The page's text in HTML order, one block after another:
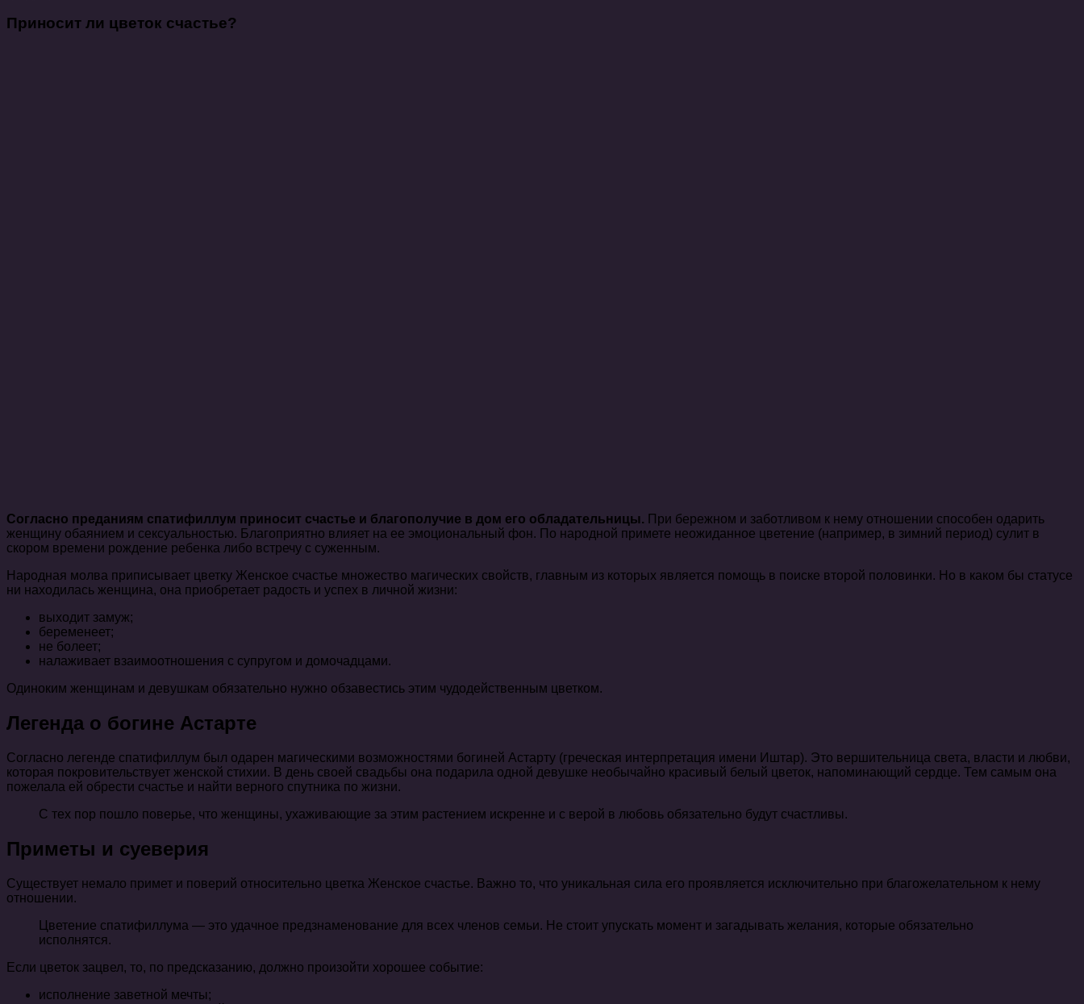
Приносит ли цветок счастье?
Согласно преданиям спатифиллум приносит счастье и благополучие в дом его обладательницы. При бережном и заботливом к нему отношении способен одарить
женщину обаянием и сексуальностью. Благоприятно влияет на ее эмоциональный фон. По народной примете неожиданное цветение (например, в зимний период) сулит в
скором времени рождение ребенка либо встречу с суженным.
Народная молва приписывает цветку Женское счастье множество магических свойств, главным из которых является помощь в поиске второй половинки. Но в каком бы статусе
ни находилась женщина, она приобретает радость и успех в личной жизни:
выходит замуж;
беременеет;
не болеет;
налаживает взаимоотношения с супругом и домочадцами.
Одиноким женщинам и девушкам обязательно нужно обзавестись этим чудодейственным цветком.
Легенда о богине Астарте
Согласно легенде спатифиллум был одарен магическими возможностями богиней Астарту (греческая интерпретация имени Иштар). Это вершительница света, власти и любви,
которая покровительствует женской стихии. В день своей свадьбы она подарила одной девушке необычайно красивый белый цветок, напоминающий сердце. Тем самым она
пожелала ей обрести счастье и найти верного спутника по жизни.
С тех пор пошло поверье, что женщины, ухаживающие за этим растением искренне и с верой в любовь обязательно будут счастливы.
Приметы и суеверия
Существует немало примет и поверий относительно цветка Женское счастье. Важно то, что уникальная сила его проявляется исключительно при благожелательном к нему
отношении.
Цветение спатифиллума — это удачное предзнаменование для всех членов семьи. Не стоит упускать момент и загадывать желания, которые обязательно
исполнятся.
Если цветок зацвел, то, по предсказанию, должно произойти хорошее событие:
исполнение заветной мечты;